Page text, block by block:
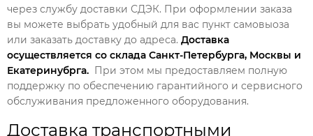
через службу доставки СДЭК. При оформлении заказа
вы можете выбрать удобный для вас пункт самовыоза
или заказать доставку до адреса. Доставка
осуществляется со склада Санкт-Петербурга, Москвы и
Екатеринубрга. При этом мы предоставляем полную
поддержку по обеспечению гарантийного и сервисного
обслуживания предложенного оборудования.
Доставка транспортными